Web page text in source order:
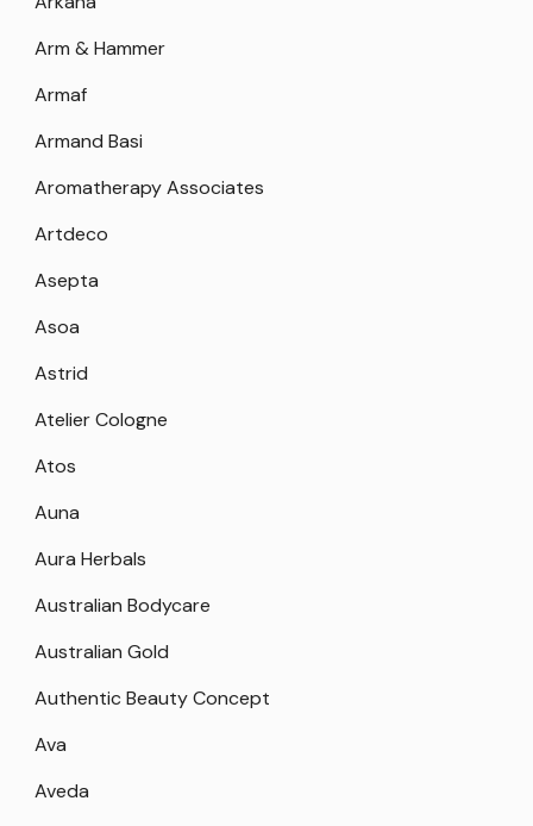
Arm & Hammer
Armaf
Armand Basi
Aromatherapy Associates
Artdeco
Asepta
Asoa
Astrid
Atelier Cologne
Atos
Auna
Aura Herbals
Australian Bodycare
Australian Gold
Authentic Beauty Concept
Ava
Aveda